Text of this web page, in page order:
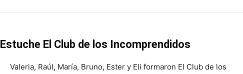
Estuche El Club de los Incomprendidos
Valeria, Raúl, María, Bruno, Ester y Eli formaron El Club de los